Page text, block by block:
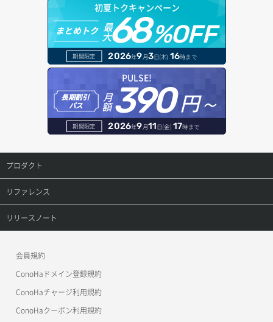
ロール詳細取得
ボリューム詳細一覧取得
ボリューム詳細取得
自動バックアップ有効化
自動バックアップ無効化
アタッチ済みボリューム一覧
アタッチ済みボリューム詳細取得
コンソールURL発行
サーバーに紐づくアドレス取得
サーバーに紐づくアドレス取得（ネットワーク指定）
サーバープラン一覧取得
サーバープラン変更
サーバープラン詳細一覧取得
サーバープラン詳細取得
サーバーメタデータ取得
サーバーメタデータ更新（ネームタグ変更）
セキュリティグループ ルール一覧取得
セキュリティグループ ルール作成
セキュリティグループ ルール削除
セキュリティグループ ルール詳細取得
セキュリティグループ一覧取得
ネットワーク一覧取得
ネットワーク作成（ローカルネットワーク用）
ネットワーク削除（ローカルネットワーク用）
ヘルスモニタ一覧取得
ヘルスモニタ作成
ヘルスモニタ削除
ヘルスモニタ更新
ヘルスモニタ詳細取得
メンバー更新
メンバー詳細取得
メンバー追加
リスナー作成
オブジェクトダウンロード
オブジェクトバージョン管理
オブジェクト一覧取得
オブジェクト削除
オブジェクト削除予約
オブジェクト複製
オブジェクト詳細取得
コンテナ一覧取得
コンテナ作成
コンテナ削除
ラージオブジェクトアップロード(DLO)
ドメイン情報登録
ドメイン詳細取得
レコード一覧取得
レコード作成
レコード更新
レコード詳細取得
初夏トクキャンペーン
まとめトク 最
大68%OFF
期間限定 2026年9月3日(木) 16時まで
PULSE!
長期割引
パス
月
額390円～
期間限定 2026年9月11日(金) 17時まで
プロダクト
プロダクトトップ
ConoHa VPS(Ver.3.0)
ConoHa for GAME
リファレンス
リファレンストップ
OpenStack CLI
Terraform
リリースノート
会員規約
ConoHaドメイン登録規約
ConoHaチャージ利用規約
ConoHaクーポン利用規約